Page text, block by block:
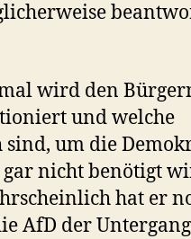
wird den
und welche
um die
nicht benötigt
hat er
AfD der Untergang